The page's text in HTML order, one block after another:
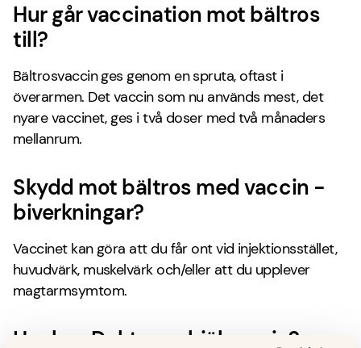
Hur går vaccination mot bältros
till?
Bältrosvaccin ges genom en spruta, oftast i
överarmen. Det vaccin som nu används mest, det
nyare vaccinet, ges i två doser med två månaders
mellanrum.
Skydd mot bältros med vaccin -
biverkningar?
Vaccinet kan göra att du får ont vid injektionsstället,
huvudvärk, muskelvärk och/eller att du upplever
magtarmsymtom.
Hur kan Doktor.se hjälpa mig?